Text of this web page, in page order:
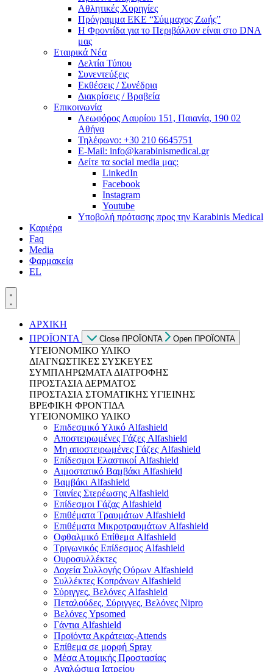
Αθλητικές Χορηγίες
Πρόγραμμα ΕΚΕ “Σύμμαχος Ζωής”
Η Φροντίδα για το Περιβάλλον είναι στο DNA
μας
Εταιρικά Νέα
Δελτία Τύπου
Συνεντεύξεις
Εκθέσεις / Συνέδρια
Διακρίσεις / Βραβεία
Επικοινωνία
Λεωφόρος Λαυρίου 151, Παιανία, 190 02
Αθήνα
Τηλέφωνο: +30 210 6645751
E-Mail: info@karabinismedical.gr
Δείτε τα social media μας:
LinkedIn
Facebook
Instagram
Youtube
Υποβολή πρότασης προς την Karabinis Medical
Καριέρα
Faq
Media
Φαρμακεία
EL
ΑΡΧΙΚΗ
ΠΡΟΪΟΝΤΑ
Close ΠΡΟΪΟΝΤΑ Open ΠΡΟΪΟΝΤΑ
ΥΓΕΙΟΝΟΜΙΚΟ ΥΛΙΚΟ
ΔΙΑΓΝΩΣΤΙΚΕΣ ΣΥΣΚΕΥΕΣ
ΣΥΜΠΛΗΡΩΜΑΤΑ ΔΙΑΤΡΟΦΗΣ
ΠΡΟΣΤΑΣΙΑ ΔΕΡΜΑΤΟΣ
ΠΡΟΣΤΑΣΙΑ ΣΤΟΜΑΤΙΚΗΣ ΥΓΙΕΙΝΗΣ
ΒΡΕΦΙΚΗ ΦΡΟΝΤΙΔΑ
ΥΓΕΙΟΝΟΜΙΚΟ ΥΛΙΚΟ
Επιδεσμικό Υλικό Alfashield
Αποστειρωμένες Γάζες Alfashield
Μη αποστειρωμένες Γάζες Alfashield
Επίδεσμοι Ελαστικοί Alfashield
Αιμοστατικό Βαμβάκι Alfashield
Βαμβάκι Alfashield
Ταινίες Στερέωσης Alfashield
Επίδεσμοι Γάζας Alfashield
Επιθέματα Τραυμάτων Alfashield
Επιθέματα Μικροτραυμάτων Alfashield
Οφθαλμικό Eπίθεμα Alfashield
Τριγωνικός Επίδεσμος Alfashield
Ουροσυλλέκτες
Δοχεία Συλλογής Ούρων Alfashield
Συλλέκτες Κοπράνων Alfashield
Σύριγγες, Βελόνες Alfashield
Πεταλούδες, Σύριγγες, Βελόνες Nipro
Βελόνες Ypsomed
Γάντια Alfashield
Προϊόντα Ακράτειας-Attends
Επίθεμα σε μορφή Spray
Μέσα Ατομικής Προστασίας
Αναλώσιμα Ιατρείου